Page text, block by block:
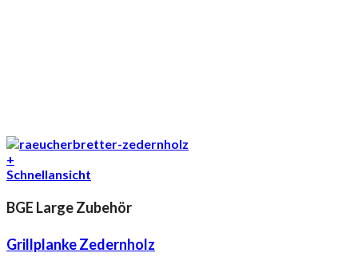
+
Schnellansicht
BGE Large Zubehör
Grillplanke Zedernholz